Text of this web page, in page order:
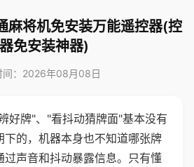
麻将机免安装万能遥控器(控
免安装神器)
间：2026年08月08日
好牌"、"看抖动猜牌面"基本没有
下的，机器本身也不知道哪张牌
过声音和抖动暴露信息。只有懂